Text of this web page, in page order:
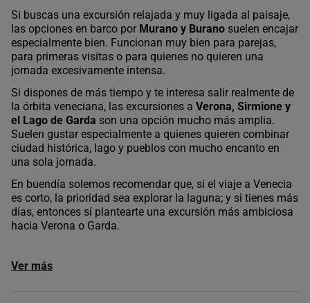
Si buscas una excursión relajada y muy ligada al paisaje,
las opciones en barco por Murano y Burano suelen encajar
especialmente bien. Funcionan muy bien para parejas,
para primeras visitas o para quienes no quieren una
jornada excesivamente intensa.
Si dispones de más tiempo y te interesa salir realmente de
la órbita veneciana, las excursiones a Verona, Sirmione y
el Lago de Garda son una opción mucho más amplia.
Suelen gustar especialmente a quienes quieren combinar
ciudad histórica, lago y pueblos con mucho encanto en
una sola jornada.
En buendía solemos recomendar que, si el viaje a Venecia
es corto, la prioridad sea explorar la laguna; y si tienes más
días, entonces sí plantearte una excursión más ambiciosa
hacia Verona o Garda.
Ver más